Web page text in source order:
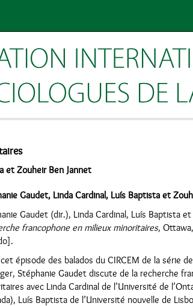
et Zouheir Ben Jannet
Gaudet, Linda Cardinal, Luís Baptista et
Gaudet (dir.), Linda Cardinal, Luís Baptista
francophone en milieux minoritaires,
épisode des balados du CIRCEM de la série
Stéphanie Gaudet discute de la recherche
avec Linda Cardinal de l’Université de
Luís Baptista de l’Université nouvelle de